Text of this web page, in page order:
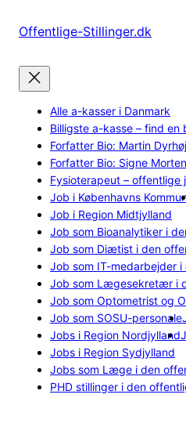
Offentlige-Stillinger.dk
Alle a-kasser i Danmark
Billigste a-kasse – find en
Forfatter Bio: Martin Dyrhøj
Forfatter Bio: Signe
Fysioterapeut – offentlige
Job i Københavns
Job i Region Midtjylland
Job som Bioanalytiker i
Job som Diætist i den
Job som IT-medarbejder
Job som Lægesekretær i
Job som Optometrist og
Job som SOSU-personale
Jobs i Region Nordjylland
Jobs i Region Sydjylland
Jobs som Læge i den
PHD stillinger i den